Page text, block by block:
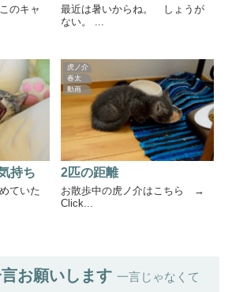
のキャ
最近は暑いからね。 しょうが
ない。 ...
持ち
ていた
虎ノ介
春太
動画
2匹の距離
お散歩中の虎ノ介はこちら →
Click...
お願いします 一言じゃなくて